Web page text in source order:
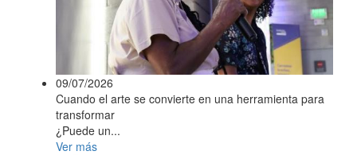
09/07/2026
Cuando el arte se convierte en una herramienta para
transformar
¿Puede un...
Ver más